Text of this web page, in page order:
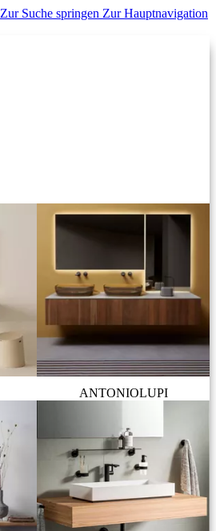
Zur Suche springen Zur Hauptnavigation
ANTONIOLUPI